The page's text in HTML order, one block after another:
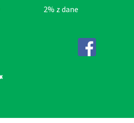
2% z dane